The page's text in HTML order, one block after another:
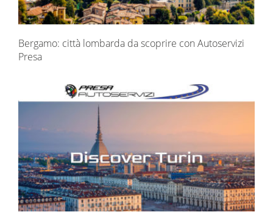
Bergamo: città lombarda da scoprire con Autoservizi
Presa